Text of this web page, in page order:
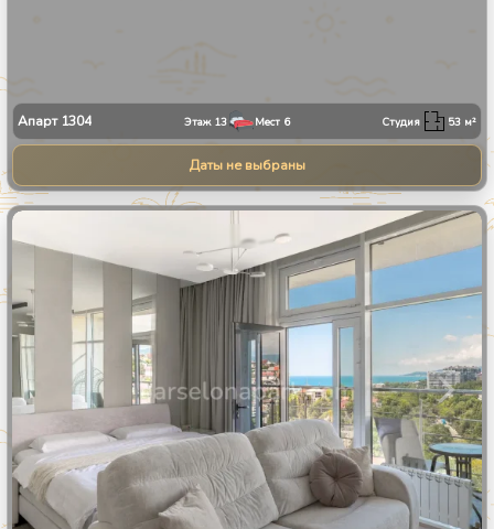
Апарт 1304 Этаж 13 Мест 6 Студия 53 м²
Даты не выбраны
/30